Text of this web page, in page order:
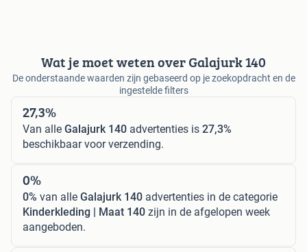
Wat je moet weten over Galajurk 140
De onderstaande waarden zijn gebaseerd op je zoekopdracht en de
ingestelde filters
27,3%
Van alle Galajurk 140 advertenties is 27,3%
beschikbaar voor verzending.
0%
0% van alle Galajurk 140 advertenties in de categorie
Kinderkleding | Maat 140 zijn in de afgelopen week
aangeboden.